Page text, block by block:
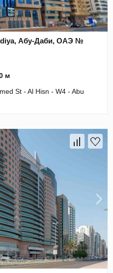
Абу-Даби, ОАЭ №
м
St - Al Hisn - W4 - Abu